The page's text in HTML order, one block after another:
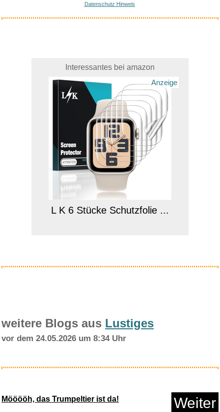
Datenschutz Hinweis
Interessantes bei amazon
Anzeige
L K 6 Stücke Schutzfolie ...
weitere Blogs aus Lustiges
vor dem 24.05.2026 um 8:34 Uhr
Mööööh, das Trumpeltier ist da! Weiter